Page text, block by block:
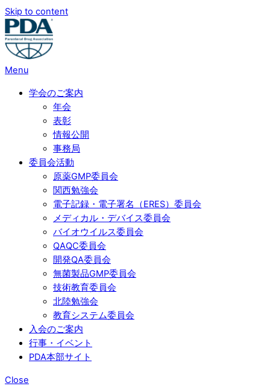
Skip to content
Menu
学会のご案内
年会
表彰
情報公開
事務局
委員会活動
原薬GMP委員会
関西勉強会
電子記録・電子署名（ERES）委員会
メディカル・デバイス委員会
バイオウイルス委員会
QAQC委員会
開発QA委員会
無菌製品GMP委員会
技術教育委員会
北陸勉強会
教育システム委員会
入会のご案内
行事・イベント
PDA本部サイト
Close